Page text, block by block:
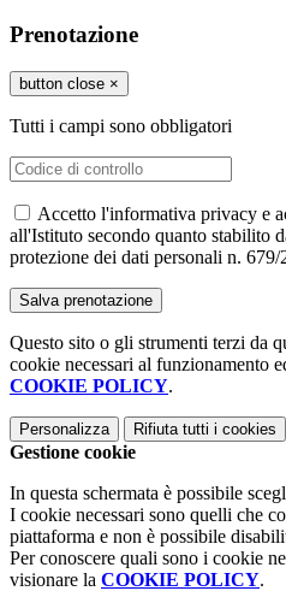
Prenotazione
button close ×
Tutti i campi sono obbligatori
Accetto l'informativa privacy e
all'Istituto secondo quanto stabilito
protezione dei dati personali n.
Questo sito o gli strumenti terzi da
cookie necessari al funzionamento
COOKIE POLICY.
Personalizza Rifiuta tutti i cookies
Gestione cookie
In questa schermata è possibile
I cookie necessari sono quelli che
piattaforma e non è possibile
Per conoscere quali sono i cookie
visionare la COOKIE POLICY.